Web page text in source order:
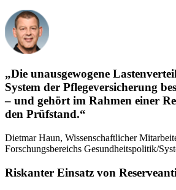
„Die unausgewogene
System der Pflegeversicherung
– und gehört im Rahmen einer
den Prüfstand.“
Dietmar Haun, Wissenschaftlicher
Forschungsbereichs Gesundheitspolitik/
Riskanter Einsatz von